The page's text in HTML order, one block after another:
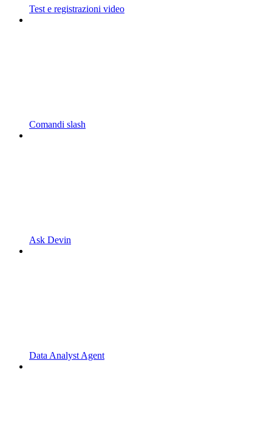
Test e registrazioni video
Comandi slash
Ask Devin
Data Analyst Agent